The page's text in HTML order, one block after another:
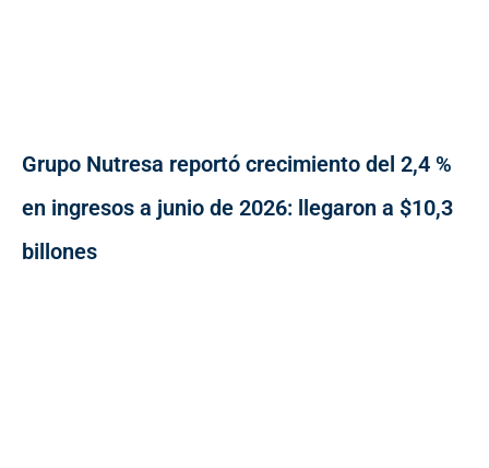
Grupo Nutresa reportó crecimiento del 2,4 %
en ingresos a junio de 2026: llegaron a $10,3
billones